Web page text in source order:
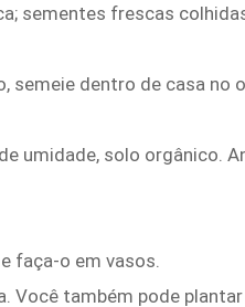
sementes frescas
semeie dentro de casa no
umidade, solo orgânico.
faça-o em vasos.
Você também pode